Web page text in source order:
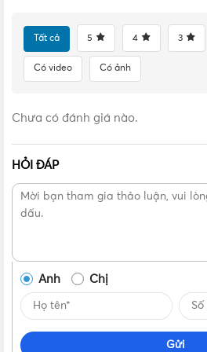
Tất cả 5 4 3
Có video Có ảnh
Chưa có đánh giá nào.
HỎI ĐÁP
Anh Chị
Gửi